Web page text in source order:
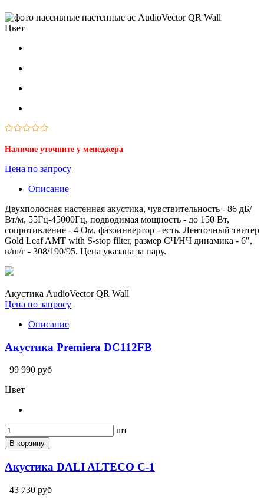
Цвет
Наличие уточните у менеджера
Цена по запросу
Описание
Двухполосная настенная акустика, чувствительность - 86 дБ/
Вт/м, 55Гц-45000Гц, подводимая мощность - до 150 Вт,
сопротивление - 4 Ом, фазоинвертор - есть. Ленточный твитер
Gold Leaf AMT with S-stop filter, размер СЧ/НЧ динамика - 6",
в/ш/г - 308/190/95. Цена указана за пару.
Акустика AudioVector QR Wall
Цена по запросу
Описание
Акустика Premiera DC112FB
99 990 руб
Цвет
шт
В корзину
Акустика DALI ALTECO C-1
43 730 руб